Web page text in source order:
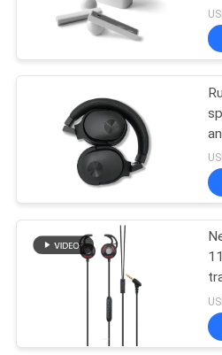
In
auricolare
Bluetooth
Cuffie
Bluetooth